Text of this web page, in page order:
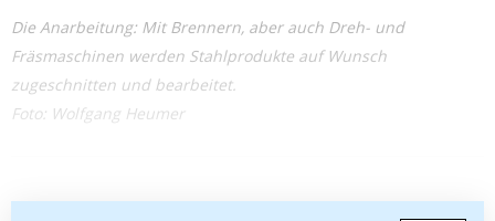
Die Anarbeitung: Mit Brennern, aber auch Dreh- und
Fräsmaschinen werden Stahlprodukte auf Wunsch
zugeschnitten und bearbeitet.
Foto: Wolfgang Heumer